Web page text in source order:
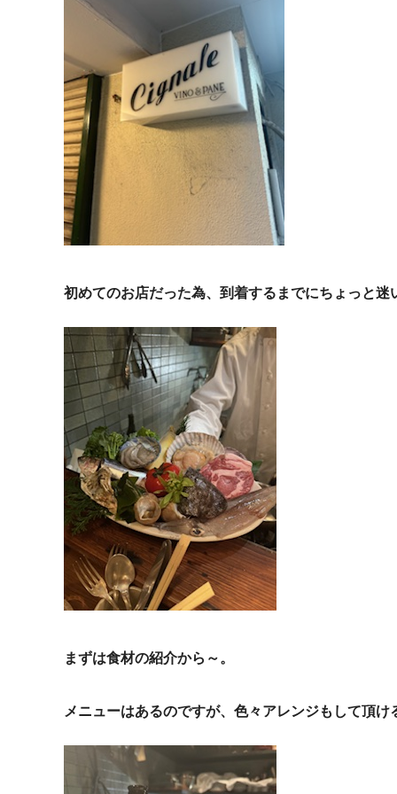
初めてのお店だった為、到着するまでにちょっと迷
まずは食材の紹介から～。
メニューはあるのですが、色々アレンジもして頂け